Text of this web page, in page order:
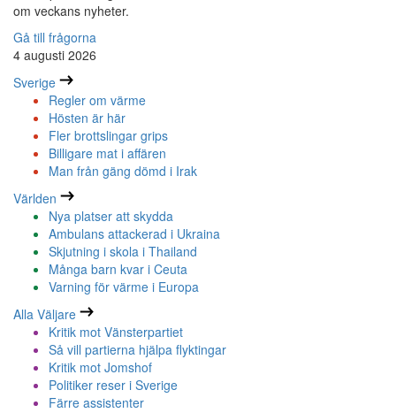
om veckans nyheter.
Gå till frågorna
4 augusti 2026
Sverige
Regler om värme
Hösten är här
Fler brottslingar grips
Billigare mat i affären
Man från gäng dömd i Irak
Världen
Nya platser att skydda
Ambulans attackerad i Ukraina
Skjutning i skola i Thailand
Många barn kvar i Ceuta
Varning för värme i Europa
Alla Väljare
Kritik mot Vänsterpartiet
Så vill partierna hjälpa flyktingar
Kritik mot Jomshof
Politiker reser i Sverige
Färre assistenter